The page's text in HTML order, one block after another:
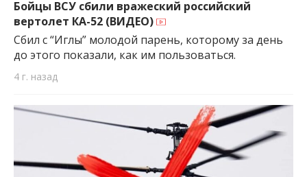
Бойцы ВСУ сбили вражеский российский
вертолет КА-52 (ВИДЕО)
Сбил с “Иглы” молодой парень, которому за день
до этого показали, как им пользоваться.
4 г. назад